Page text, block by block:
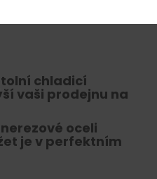
chladicí
vaši prodejnu na
oceli
je v perfektním